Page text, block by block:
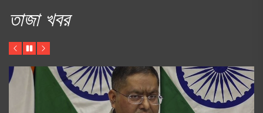
তাজা খবর
Previous
PauseNext